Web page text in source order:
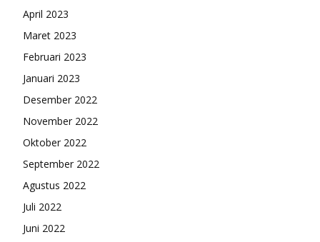
April 2023
Maret 2023
Februari 2023
Januari 2023
Desember 2022
November 2022
Oktober 2022
September 2022
Agustus 2022
Juli 2022
Juni 2022